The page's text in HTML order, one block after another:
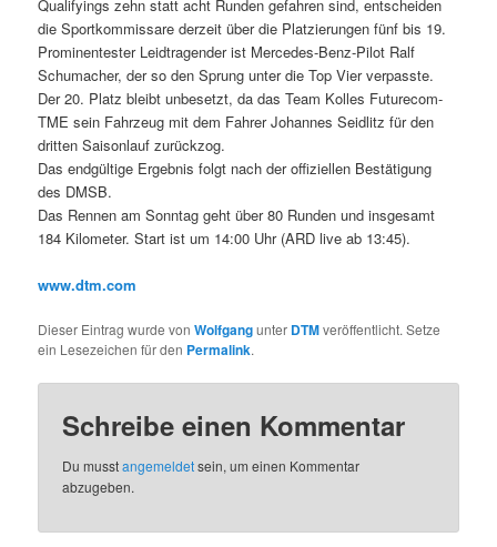
Qualifyings zehn statt acht Runden gefahren sind, entscheiden
die Sportkommissare derzeit über die Platzierungen fünf bis 19.
Prominentester Leidtragender ist Mercedes-Benz-Pilot Ralf
Schumacher, der so den Sprung unter die Top Vier verpasste.
Der 20. Platz bleibt unbesetzt, da das Team Kolles Futurecom-
TME sein Fahrzeug mit dem Fahrer Johannes Seidlitz für den
dritten Saisonlauf zurückzog.
Das endgültige Ergebnis folgt nach der offiziellen Bestätigung
des DMSB.
Das Rennen am Sonntag geht über 80 Runden und insgesamt
184 Kilometer. Start ist um 14:00 Uhr (ARD live ab 13:45).
www.dtm.com
Dieser Eintrag wurde vonWolfgangunter DTMveröffentlicht. Setze
ein Lesezeichen für den Permalink.
Schreibe einen Kommentar
Du musstangemeldetsein, um einen Kommentar
abzugeben.